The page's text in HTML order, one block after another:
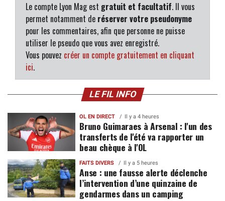
Le compte Lyon Mag est gratuit et facultatif. Il vous
permet notamment de réserver votre pseudonyme
pour les commentaires, afin que personne ne puisse
utiliser le pseudo que vous avez enregistré.
Vous pouvez créer un compte gratuitement en cliquant
ici.
LE FIL INFO
OL EN DIRECT Il y a 4 heures
Bruno Guimaraes à Arsenal : l'un des
transferts de l'été va rapporter un
beau chèque à l'OL
FAITS DIVERS Il y a 5 heures
Anse : une fausse alerte déclenche
l’intervention d’une quinzaine de
gendarmes dans un camping